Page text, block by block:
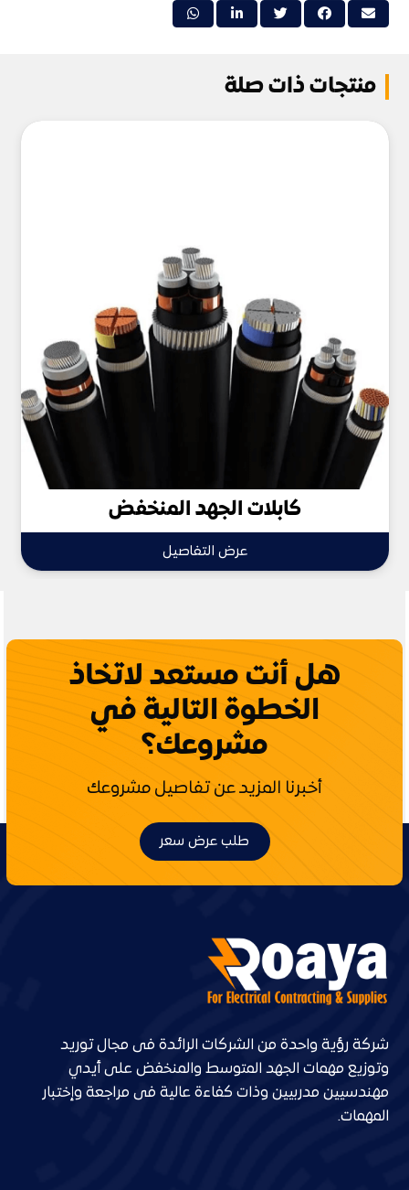
منتجات ذات صلة
كابلات الجهد المنخفض
عرض التفاصيل
هل أنت مستعد لاتخاذ
الخطوة التالية في
مشروعك؟
أخبرنا المزيد عن تفاصيل مشروعك
طلب عرض سعر
شركة رؤية واحدة من الشركات الرائدة فى مجال توريد
وتوزيع مهمات الجهد المتوسط والمنخفض على أيدي
مهندسيين مدربيين وذات كفاءة عالية فى مراجعة وإختبار
المهمات.